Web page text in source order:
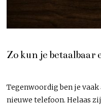
Zo kun je betaalbaar
Tegenwoordig ben je
nieuwe telefoon. Helaas